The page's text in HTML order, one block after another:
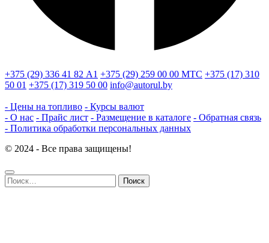
+375 (29) 336 41 82 А1 +375 (29) 259 00 00 МТС +375 (17) 310
50 01 +375 (17) 319 50 00 info@autorul.by
- Цены на топливо - Курсы валют
- О нас - Прайс лист - Размещение в каталоге - Обратная связь
- Политика обработки персональных данных
© 2024 - Все права защищены!
Найти: